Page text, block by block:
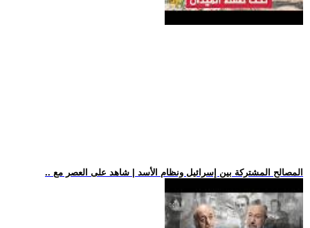
.. المصالح المشتركة بين إسرائيل ونظام الأسد | شاهد على العصر مع